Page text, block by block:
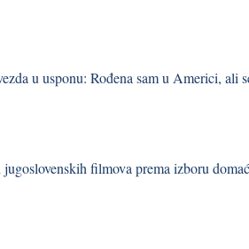
u usponu: Rođena sam u Americi, ali
filmova prema izboru